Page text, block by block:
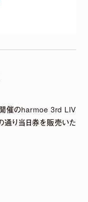
水）発売決定！
Remix）
）
Remix）
開催のharmoe 3rd LIV
通り当日券を販売いた